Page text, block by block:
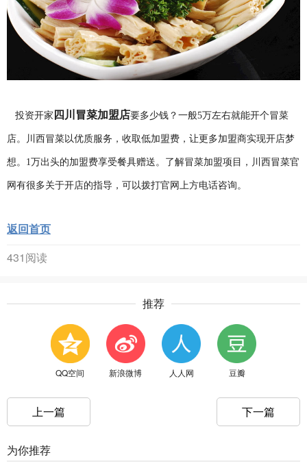
投资开家 四川冒菜加盟店要多少钱？一般5万左右就能开个冒菜
店。川西冒菜以优质服务，收取低加盟费，让更多加盟商实现开店梦
想。1万出头的加盟费享受餐具赠送。了解冒菜加盟项目，川西冒菜官
网有很多关于开店的指导，可以拨打官网上方电话咨询。
返回首页
431阅读
推荐
QQ空间 新浪微博 人人网 豆瓣
上一篇 下一篇
为你推荐